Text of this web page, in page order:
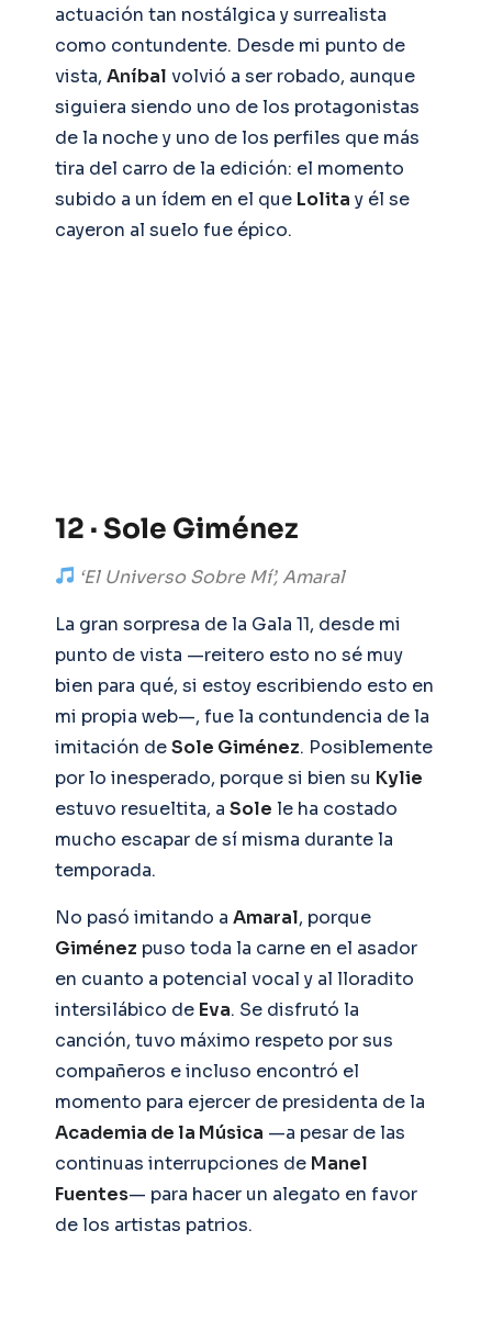
actuación tan nostálgica y surrealista
como contundente. Desde mi punto de
vista, Aníbal volvió a ser robado, aunque
siguiera siendo uno de los protagonistas
de la noche y uno de los perfiles que más
tira del carro de la edición: el momento
subido a un ídem en el que Lolita y él se
cayeron al suelo fue épico.
12 · Sole Giménez
‘El Universo Sobre Mí’, Amaral
La gran sorpresa de la Gala 11, desde mi
punto de vista —reitero esto no sé muy
bien para qué, si estoy escribiendo esto en
mi propia web—, fue la contundencia de la
imitación deSole Giménez. Posiblemente
por lo inesperado, porque si bien su Kylie
estuvo resueltita, a Sole le ha costado
mucho escapar de sí misma durante la
temporada.
No pasó imitando a Amaral, porque
Giménez puso toda la carne en el asador
en cuanto a potencial vocal y al lloradito
intersilábico de Eva. Se disfrutó la
canción, tuvo máximo respeto por sus
compañeros e incluso encontró el
momento para ejercer de presidenta de la
Academia de la Música —a pesar de las
continuas interrupciones de Manel
Fuentes— para hacer un alegato en favor
de los artistas patrios.